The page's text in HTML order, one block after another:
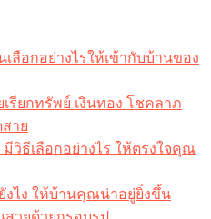
ลือกอย่างไรให้เข้ากับบ้านของ
รียกทรัพย์ เงินทอง โชคลาภ
าย
วิธีเลือกอย่างไร ให้ตรงใจคุณ
งไง ให้บ้านคุณน่าอยู่ยิ่งขึ้น